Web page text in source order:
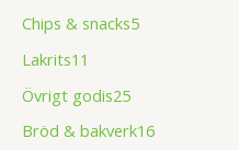
Chips & snacks5
Lakrits11
Övrigt godis25
Bröd & bakverk16